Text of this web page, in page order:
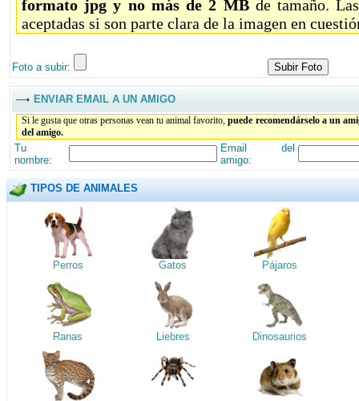
formato jpg y no más de 2 MBde tamaño.
aceptadas si son parte clara de la imagen en
Foto a subir:
ENVIAR EMAIL A UN AMIGO
Si le gusta que otras personas vean tu animal favorito,puede recomendárselo a un
del amigo.
Tu
nombre:
Email del
amigo:
TIPOS DE ANIMALES
Perros Gatos Pájaros
Ranas Liebres Dinosaurios